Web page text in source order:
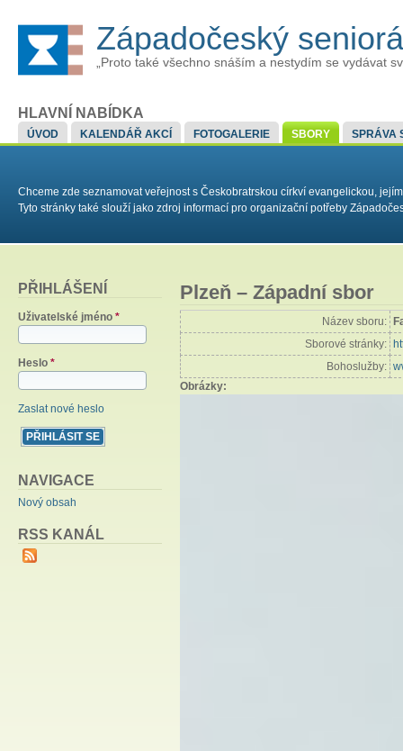
Západočeský
„Proto také všechno snáším a nestydím se vydávat
HLAVNÍ NABÍDKA
ÚVOD KALENDÁŘ AKCÍ FOTOGALERIE SBORY SPRÁVA
Chceme zde seznamovat veřejnost s Českobratrskou církví evangelickou,
Tyto stránky také slouží jako zdroj informací pro organizační potřeby
PŘIHLÁŠENÍ
Uživatelské jméno *
Heslo *
Zaslat nové heslo
NAVIGACE
Nový obsah
RSS KANÁL
Plzeň – Západní sbor
Název sboru:
Sborové stránky:
Bohoslužby:
Obrázky: